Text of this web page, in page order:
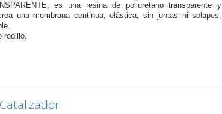
es una resina de poliuretano transparente y
una membrana continua, elástica, sin juntas ni solapes,
rodillo.